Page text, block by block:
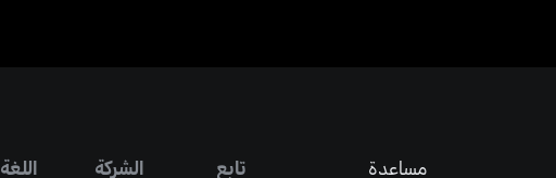
مساعدة تابع الشركة اللغة